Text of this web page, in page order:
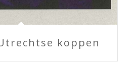
koppen